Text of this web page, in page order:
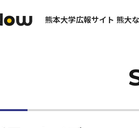
熊本大学広報サイト 熊大な